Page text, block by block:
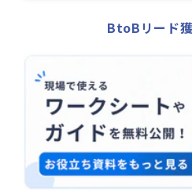
BtoBリード